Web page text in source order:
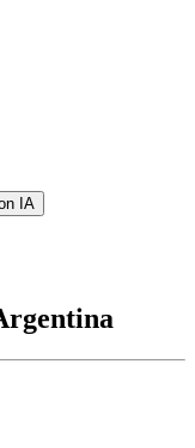
IA